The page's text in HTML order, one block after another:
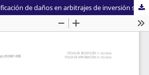
¿Eureka?: La cuantificación de daños en arbitrajes de inversión sobre proyectos mineros en Hispanoamérica